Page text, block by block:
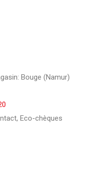
Bouge (Namur)
Eco-chèques